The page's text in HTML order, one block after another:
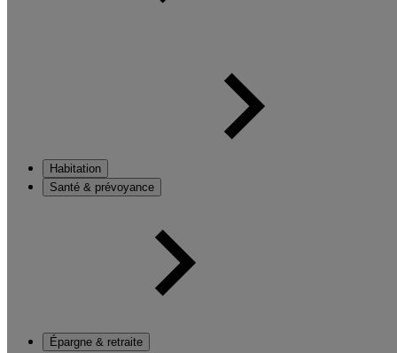
Habitation
Santé & prévoyance
Épargne & retraite